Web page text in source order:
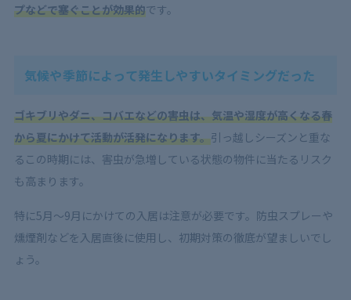
プなどで塞ぐことが効果的です。
気候や季節によって発生しやすいタイミングだった
ゴキブリやダニ、コバエなどの害虫は、気温や湿度が高くなる春
から夏にかけて活動が活発になります。引っ越しシーズンと重な
るこの時期には、害虫が急増している状態の物件に当たるリスク
も高まります。
特に5月〜9月にかけての入居は注意が必要です。防虫スプレーや
燻煙剤などを入居直後に使用し、初期対策の徹底が望ましいでし
ょう。